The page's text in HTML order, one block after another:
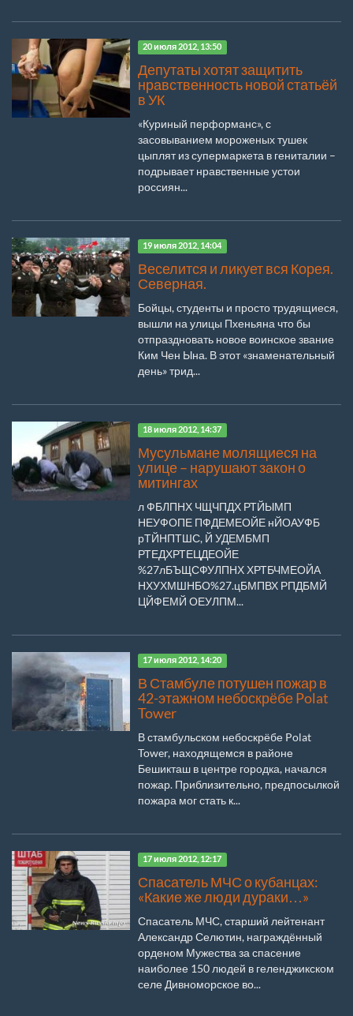
20 июля 2012, 13:50
Депутаты хотят защитить
нравственность новой статьёй
в УК
«Куриный перформанс», с
засовыванием мороженых тушек
цыплят из супермаркета в гениталии –
подрывает нравственные устои
россиян...
19 июля 2012, 14:04
Веселится и ликует вся Корея.
Северная.
Бойцы, студенты и просто трудящиеся,
вышли на улицы Пхеньяна что бы
отпраздновать новое воинское звание
Ким Чен Ына. В этот «знаменательный
день» трид...
18 июля 2012, 14:37
Мусульмане молящиеся на
улице – нарушают закон о
митингах
л ФБЛПНХ ЧЩЧПДХ РТЙЫМП
НЕУФОПЕ ПФДЕМЕОЙЕ нЙОАУФБ
рТЙНПТШС, Й УДЕМБМП
РТЕДХРТЕЦДЕОЙЕ
%27лБЪЩСФУЛПНХ ХРТБЧМЕОЙА
НХУХМШНБО%27.цБМПВХ РПДБМЙ
ЦЙФЕМЙ ОЕУЛПМ...
17 июля 2012, 14:20
В Стамбуле потушен пожар в
42-этажном небоскрёбе Polat
Tower
В стамбульском небоскрёбе Polat
Tower, находящемся в районе
Бешикташ в центре городка, начался
пожар. Приблизительно, предпосылкой
пожара мог стать к...
17 июля 2012, 12:17
Спасатель МЧС о кубанцах:
«Какие же люди дураки…»
Спасатель МЧС, старший лейтенант
Александр Селютин, награждённый
орденом Мужества за спасение
наиболее 150 людей в геленджикском
селе Дивноморское во...